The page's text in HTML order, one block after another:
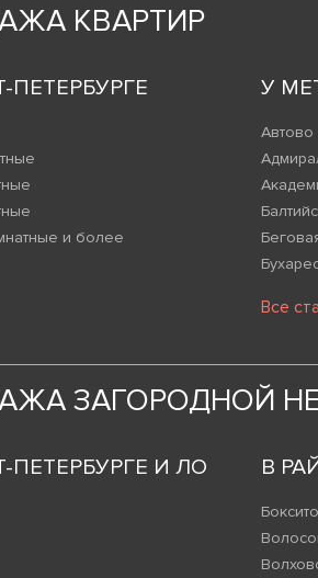
КВАРТИР
ПЕТЕРБУРГЕ
и более
У
Автово
Все
ЗАГОРОДНОЙ
ПЕТЕРБУРГЕ И ЛО В